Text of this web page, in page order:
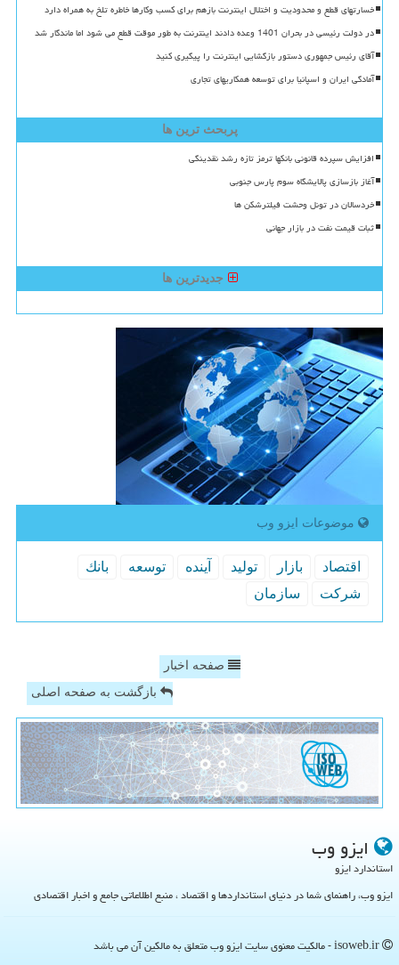
خسارتهای قطع و محدودیت و اختلال اینترنت بازهم برای کسب وکارها خاطره تلخ به همراه دارد
در دولت رئیسی در بحران 1401 وعده دادند اینترنت به طور موقت قطع می شود اما ماندگار شد
آقای رئیس جمهوری دستور بازگشایی اینترنت را پیگیری کنید
آمادگی ایران و اسپانیا برای توسعه همکاریهای تجاری
پربحث ترین ها
افزایش سپرده قانونی بانکها ترمز تازه رشد نقدینگی
آغاز بازسازی پالایشگاه سوم پارس جنوبی
خردسالان در تونل وحشت فیلترشکن ها
ثبات قیمت نفت در بازار جهانی
جدیدترین ها
موضوعات ایزو وب
اقتصاد بازار تولید آینده توسعه
بانك
شركت
سازمان
صفحه اخبار
بازگشت به صفحه اصلی
ایزو وب
استاندارد ایزو
ایزو وب، راهنمای شما در دنیای استانداردها و اقتصاد ، منبع اطلاعاتی جامع و اخبار اقتصادی